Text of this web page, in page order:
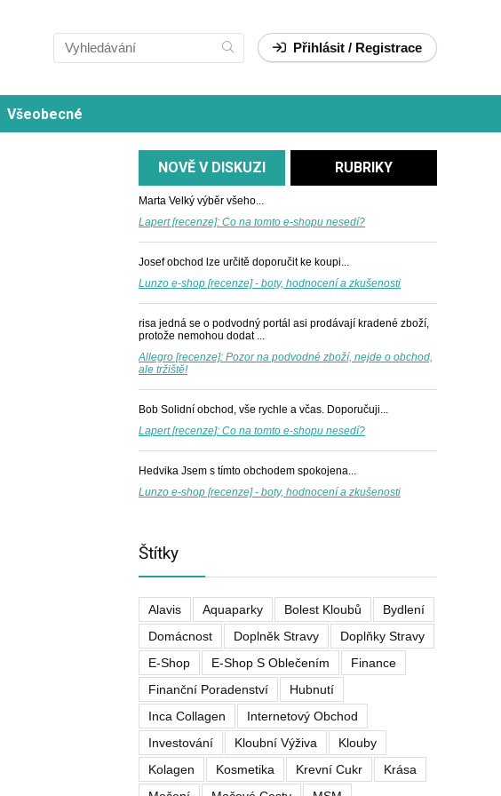
Přihlásit / Registrace
Všeobecné
NOVĚ V DISKUZI RUBRIKY
Marta Velký výběr všeho...
Lapert [recenze]: Co na tomto e-shopu nesedí?
Josefobchod lze určitě doporučit ke koupi...
Lunzo e-shop [recenze] - boty, hodnocení a zkušenosti
risa jedná se o podvodný portál asi prodávají kradené zboží,
protože nemohou dodat ...
Allegro [recenze]: Pozor na podvodné zboží, nejde o obchod,
ale tržiště!
Bob Solidní obchod, vše rychle a včas. Doporučuji...
Lapert [recenze]: Co na tomto e-shopu nesedí?
Hedvika Jsem s tímto obchodem spokojena...
Lunzo e-shop [recenze] - boty, hodnocení a zkušenosti
Štítky
Alavis Aquaparky Bolest Kloubů
Bydlení
Domácnost
Doplněk Stravy
Doplňky Stravy
E-Shop
E-Shop S Oblečením
Finance
Finanční Poradenství
Hubnutí
Inca Collagen
Internetový Obchod
Investování
Kloubní Výživa
Klouby
Kolagen
Kosmetika Krevní Cukr
Krása